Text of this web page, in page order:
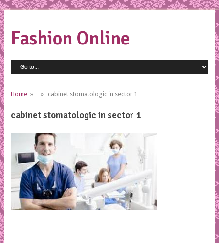
Fashion Online
Home» » cabinet stomatologic in sector 1
cabinet stomatologic in sector 1